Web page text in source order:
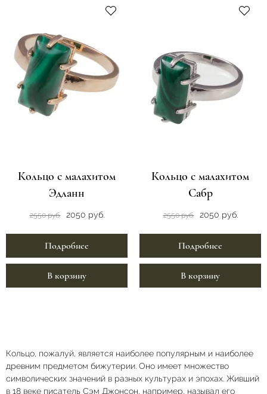
Кольцо с малахитом
Эдланн
2550 руб. 2050 руб.
Подробнее
В корзину
Кольцо с малахитом
Сабр
2550 руб. 2050 руб.
Подробнее
В корзину
Кольцо, пожалуй, является наиболее популярным и наиболее
древним предметом бижутерии. Оно имеет множество
символических значений в разных культурах и эпохах. Живший
в 18 веке писатель Сэм Джонсон, например, называл его